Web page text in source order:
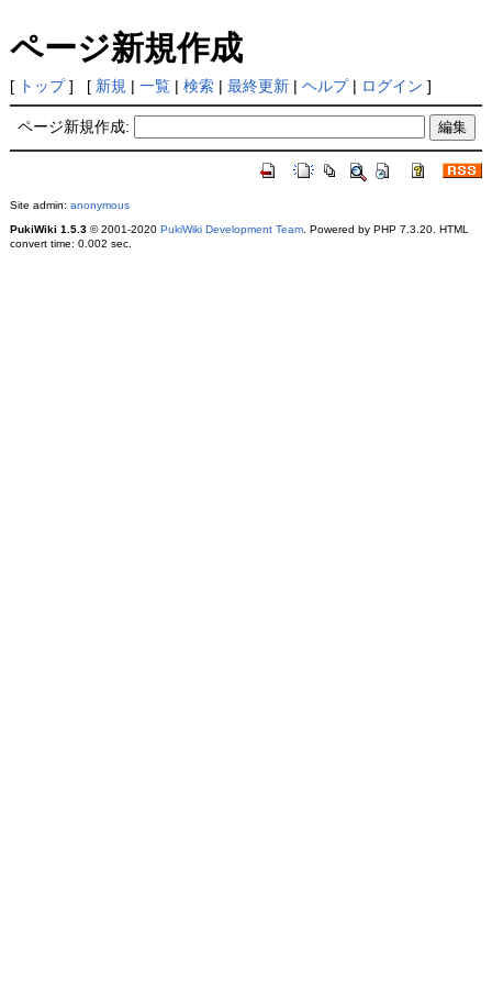
ページ新規作成
[ トップ] [ 新規 | 一覧| 検索| 最終更新| ヘルプ| ログイン ]
ページ新規作成:
Site admin: anonymous
PukiWiki 1.5.3© 2001-2020 PukiWiki Development Team. Powered by PHP 7.3.20. HTML
convert time: 0.002 sec.